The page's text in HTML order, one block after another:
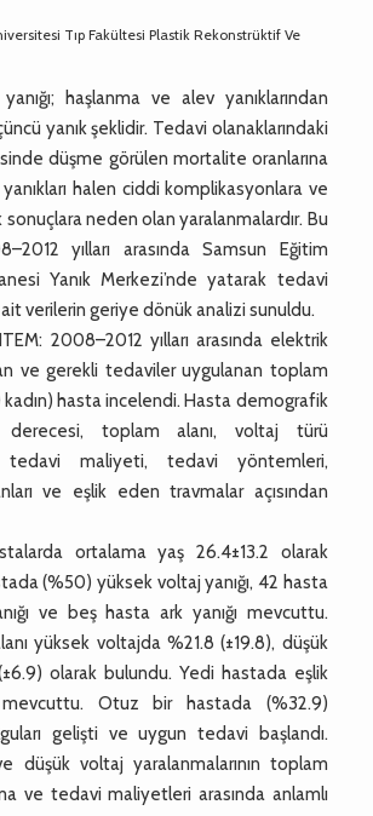
Tıp Fakültesi Plastik Rekonstrüktif Ve
haşlanma ve alev yanıklarından
yanık şeklidir. Tedavi olanaklarındaki
düşme görülen mortalite oranlarına
halen ciddi komplikasyonlara ve
neden olan yaralanmalardır. Bu
yılları arasında Samsun Eğitim
Yanık Merkezi’nde yatarak tedavi
verilerin geriye dönük analizi sunuldu.
2008–2012 yılları arasında elektrik
ve gerekli tedaviler uygulanan toplam
kadın) hasta incelendi. Hasta demografik
derecesi, toplam alanı, voltaj türü
tedavi maliyeti, tedavi yöntemleri,
ve eşlik eden travmalar açısından
ortalama yaş 26.4±13.2 olarak
(%50) yüksek voltaj yanığı, 42 hasta
ve beş hasta ark yanığı mevcuttu.
yüksek voltajda %21.8 (±19.8), düşük
olarak bulundu. Yedi hastada eşlik
Otuz bir hastada (%32.9)
gelişti ve uygun tedavi başlandı.
düşük voltaj yaralanmalarının toplam
ve tedavi maliyetleri arasında anlamlı